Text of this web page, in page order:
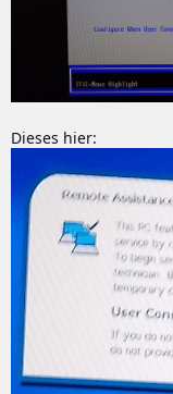
Dieses hier: